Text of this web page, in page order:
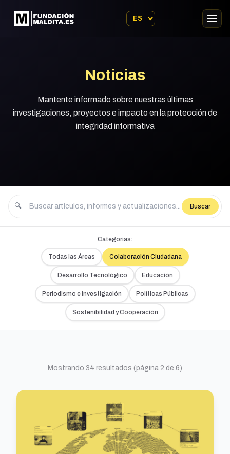
Noticias
Mantente informado sobre nuestras últimas
investigaciones, proyectos e impacto en la protección de
integridad informativa
🔍 Buscar
Categorías:
Todas las Áreas Colaboración Ciudadana
Desarrollo Tecnológico Educación
Periodismo e Investigación Políticas Públicas
Sostenibilidad y Cooperación
Mostrando 34 resultados (página 2 de 6)